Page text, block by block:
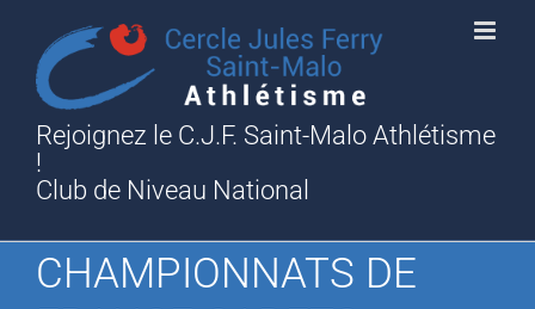
Rejoignez le C.J.F. Saint-Malo Athlétisme
!
Club de Niveau National
CHAMPIONNATS DE